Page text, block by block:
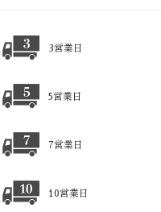
3営業日
5営業日
7営業日
10営業日